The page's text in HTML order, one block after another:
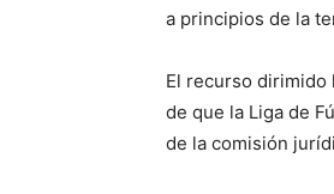
a principios de la
El recurso dirimido
de que la Liga de
de la comisión